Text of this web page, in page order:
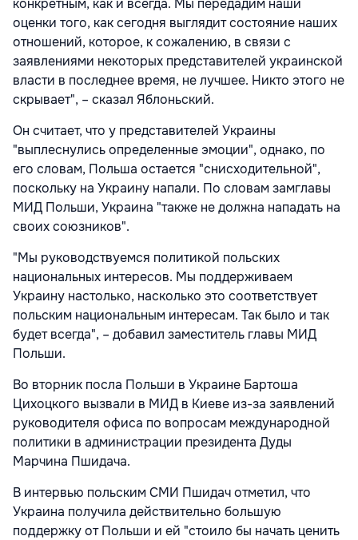
конкретным, как и всегда. Мы передадим наши
оценки того, как сегодня выглядит состояние наших
отношений, которое, к сожалению, в связи с
заявлениями некоторых представителей украинской
власти в последнее время, не лучшее. Никто этого не
скрывает", – сказал Яблоньский.
Он считает, что у представителей Украины
"выплеснулись определенные эмоции", однако, по
его словам, Польша остается "снисходительной",
поскольку на Украину напали. По словам замглавы
МИД Польши, Украина "также не должна нападать на
своих союзников".
"Мы руководствуемся политикой польских
национальных интересов. Мы поддерживаем
Украину настолько, насколько это соответствует
польским национальным интересам. Так было и так
будет всегда", – добавил заместитель главы МИД
Польши.
Во вторник посла Польши в Украине Бартоша
Цихоцкого вызвали в МИД в Киеве из-за заявлений
руководителя офиса по вопросам международной
политики в администрации президента Дуды
Марчина Пшидача.
В интервью польским СМИ Пшидач отметил, что
Украина получила действительно большую
поддержку от Польши и ей "стоило бы начать ценить